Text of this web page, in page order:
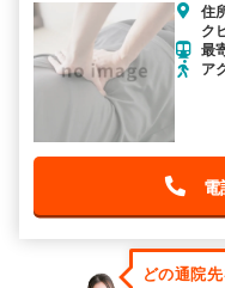
住
ク
最
ア
電
どの通院